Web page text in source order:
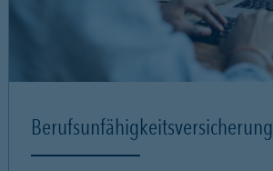
Berufsunfähigkeits­versicherung